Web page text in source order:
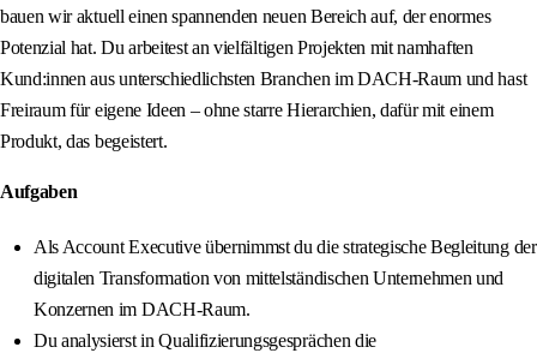
bauen wir aktuell einen spannenden neuen Bereich auf, der enormes
Potenzial hat. Du arbeitest an vielfältigen Projekten mit namhaften
Kund:innen aus unterschiedlichsten Branchen im DACH-Raum und hast
Freiraum für eigene Ideen – ohne starre Hierarchien, dafür mit einem
Produkt, das begeistert.
Aufgaben
Als Account Executive übernimmst du die strategische Begleitung der
digitalen Transformation von mittelständischen Unternehmen und
Konzernen im DACH-Raum.
Du analysierst in Qualifizierungsgesprächen die